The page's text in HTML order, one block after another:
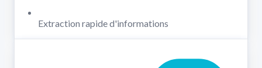
Extraction rapide d'informations